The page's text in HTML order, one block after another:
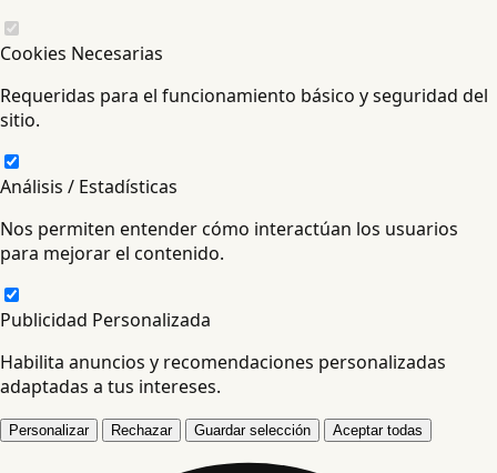
Cookies Necesarias
Requeridas para el funcionamiento básico y seguridad del
sitio.
Análisis / Estadísticas
Nos permiten entender cómo interactúan los usuarios
para mejorar el contenido.
Publicidad Personalizada
Habilita anuncios y recomendaciones personalizadas
adaptadas a tus intereses.
Personalizar Rechazar Guardar selección Aceptar todas